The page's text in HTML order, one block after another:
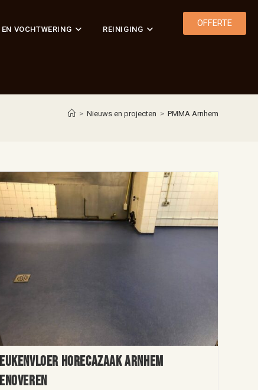
VOCHTWERING REINIGING
OFFERTE
> Nieuws en projecten > PMMA Arnhem
horecazaak Arnhem